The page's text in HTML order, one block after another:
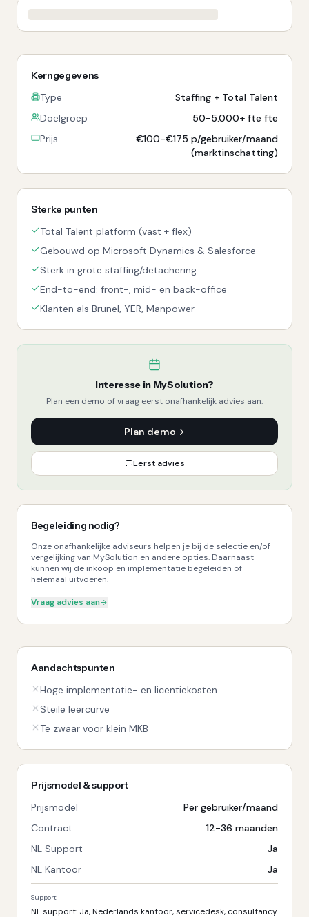
Kerngegevens
Type
Staffing + Total Talent
Doelgroep
50-5.000+ fte fte
Prijs
€100-€175 p/gebruiker/maand
(marktinschatting)
Sterke punten
Total Talent platform (vast + flex)
Gebouwd op Microsoft Dynamics & Salesforce
Sterk in grote staffing/detachering
End-to-end: front-, mid- en back-office
Klanten als Brunel, YER, Manpower
Interesse in MySolution?
Plan een demo of vraag eerst onafhankelijk advies aan.
Plan demo
Eerst advies
Begeleiding nodig?
Onze onafhankelijke adviseurs helpen je bij de selectie en/of
vergelijking van MySolution en andere opties. Daarnaast
kunnen wij de inkoop en implementatie begeleiden of
helemaal uitvoeren.
Vraag advies aan
Aandachtspunten
Hoge implementatie- en licentiekosten
Steile leercurve
Te zwaar voor klein MKB
Prijsmodel & support
Prijsmodel
Per gebruiker/maand
Contract
12-36 maanden
NL Support
Ja
NL Kantoor
Ja
Support
NL support: Ja, Nederlands kantoor, servicedesk, consultancy